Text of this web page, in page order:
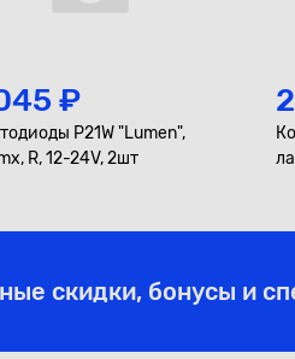
₽
P21W "Lumen",
R, 12-24V, 2шт
скидки, бонусы и